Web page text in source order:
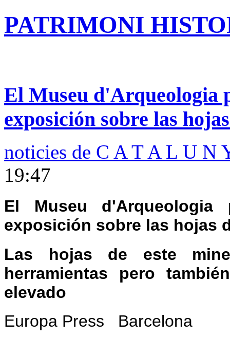
PATRIMONI
El Museu d'Arqueologia
exposición sobre las
noticies de C A T A L U N
19:47
El Museu
exposición sobre las hojas
Las hojas de este
herramientas pero
elevado
Europa Press Barcelona